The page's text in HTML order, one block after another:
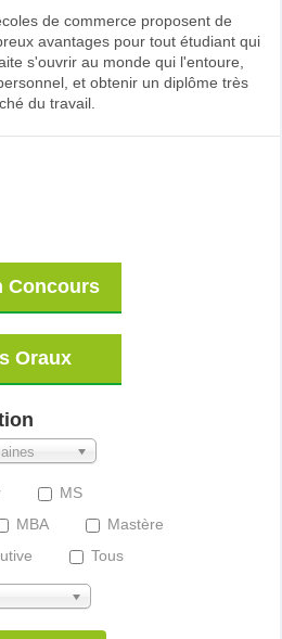
de commerce proposent de
avantages pour tout étudiant qui
s'ouvrir au monde qui l'entoure,
et obtenir un diplôme très
du travail.
Concours
Oraux
MS
MBA
Mastère
Tous